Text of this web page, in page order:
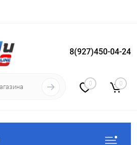
Вход Регистрация
8(927)450-04-24
0 0